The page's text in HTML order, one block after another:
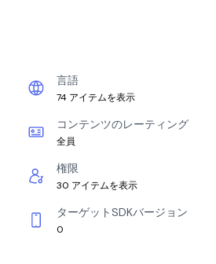
言語
74 アイテムを表示
コンテンツのレーティング
全員
権限
30 アイテムを表示
ターゲットSDKバージョン
0